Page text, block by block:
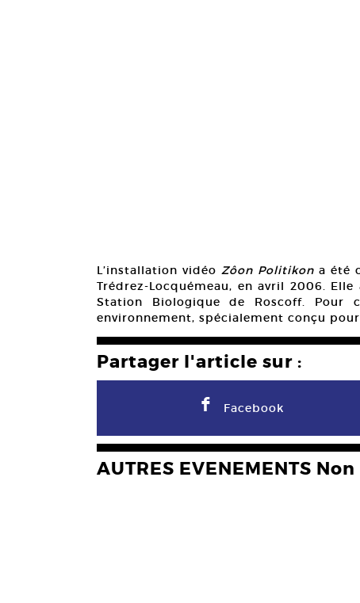
L’installation vidéo Zôon Politikona été
Trédrez-Locquémeau, en avril 2006.
Station Biologique de Roscoff. Pour
environnement, spécialement conçu
Partager l'article sur :
F Facebook
AUTRES EVENEMENTS